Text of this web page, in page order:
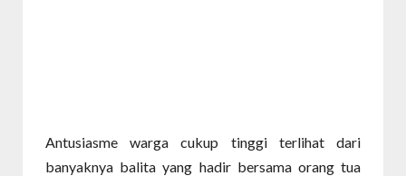
Antusiasme warga cukup tinggi terlihat dari
banyaknya balita yang hadir bersama orang tua